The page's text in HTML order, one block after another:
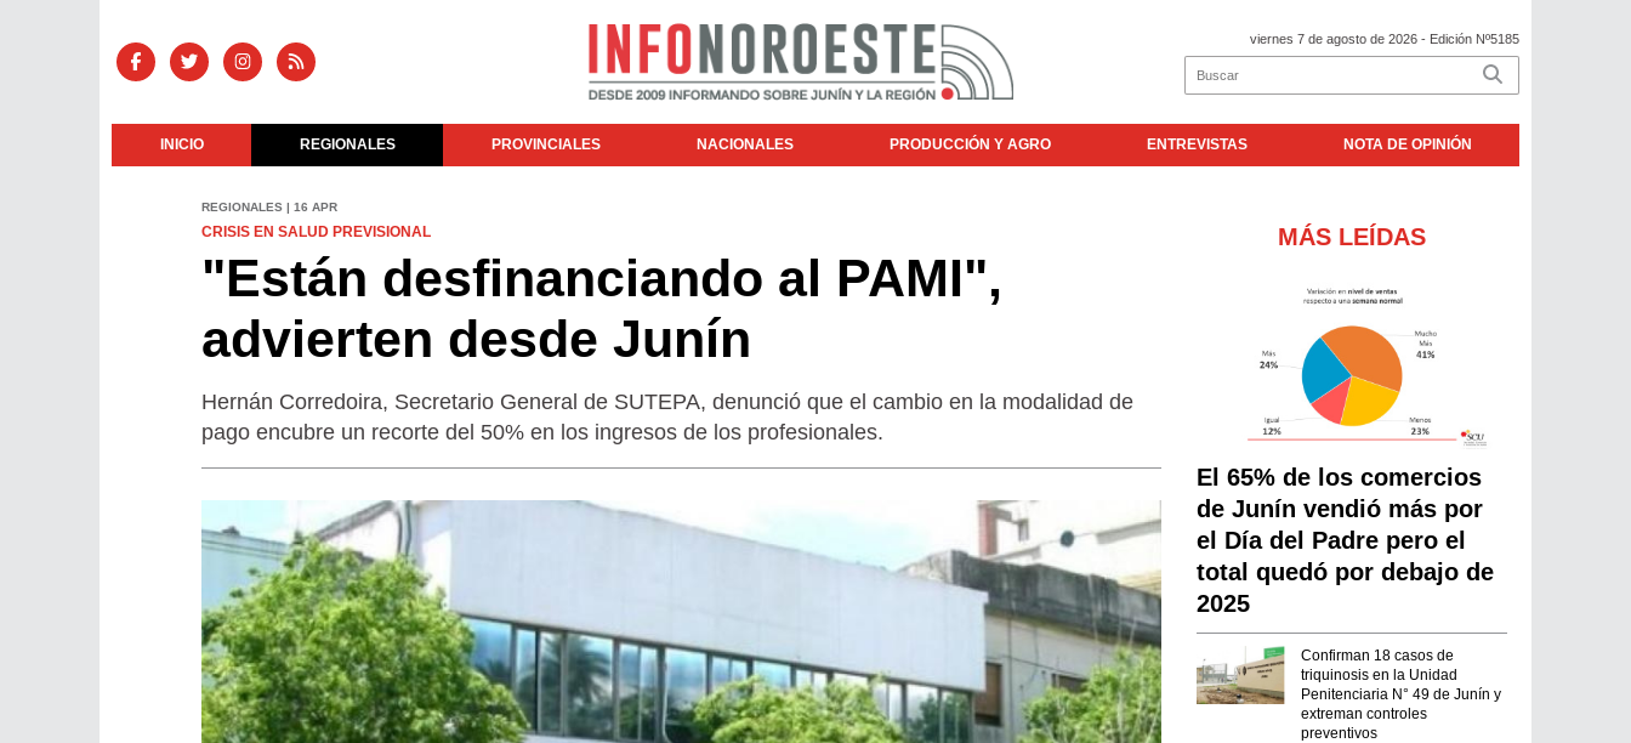
viernes 7 de agosto de 2026 - Edición Nº5185
INICIO REGIONALES PROVINCIALES NACIONALES PRODUCCIÓN Y AGRO ENTREVISTAS NOTA DE OPINIÓN
REGIONALES | 16 APR
CRISIS EN SALUD PREVISIONAL
"Están desfinanciando al PAMI",
advierten desde Junín
Hernán Corredoira, Secretario General de SUTEPA, denunció que el cambio en la modalidad de
pago encubre un recorte del 50% en los ingresos de los profesionales.
MÁS LEÍDAS
El 65% de los comercios
de Junín vendió más por
el Día del Padre pero el
total quedó por debajo de
2025
Confirman 18 casos de
triquinosis en la Unidad
Penitenciaria N° 49 de Junín y
extreman controles
preventivos